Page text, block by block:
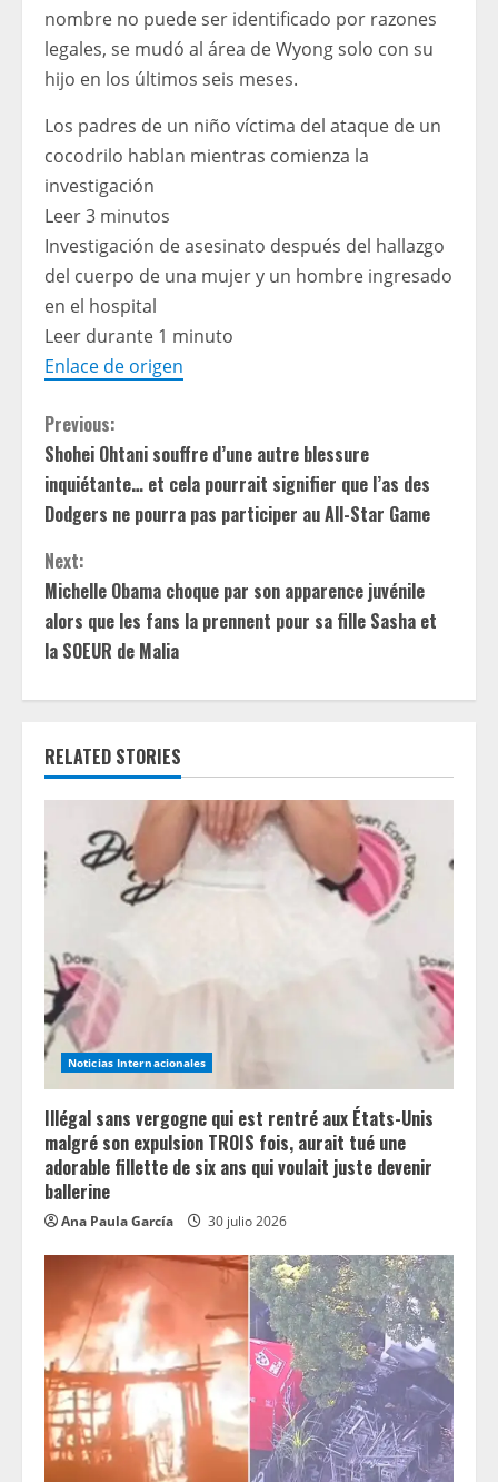
nombre no puede ser identificado por razones
legales, se mudó al área de Wyong solo con su
hijo en los últimos seis meses.
Los padres de un niño víctima del ataque de un
cocodrilo hablan mientras comienza la
investigación
Leer 3 minutos
Investigación de asesinato después del hallazgo
del cuerpo de una mujer y un hombre ingresado
en el hospital
Leer durante 1 minuto
Enlace de origen
C
o
n
t
i
n
u
e
R
e
a
d
i
n
g
Previous:
Shohei Ohtani souffre d’une autre blessure
inquiétante… et cela pourrait signifier que l’as des
Dodgers ne pourra pas participer au All-Star Game
Next:
Michelle Obama choque par son apparence juvénile
alors que les fans la prennent pour sa fille Sasha et
la SOEUR de Malia
RELATED STORIES
Noticias Internacionales
Illégal sans vergogne qui est rentré aux États-Unis
malgré son expulsion TROIS fois, aurait tué une
adorable fillette de six ans qui voulait juste devenir
ballerine
Ana Paula García 30 julio 2026